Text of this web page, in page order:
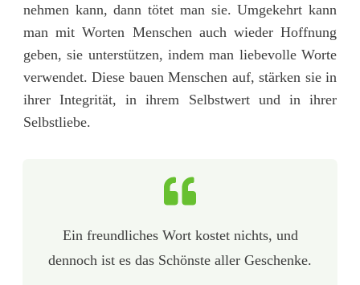
nehmen kann, dann tötet man sie. Umgekehrt kann
man mit Worten Menschen auch wieder Hoffnung
geben, sie unterstützen, indem man liebevolle Worte
verwendet. Diese bauen Menschen auf, stärken sie in
ihrer Integrität, in ihrem Selbstwert und in ihrer
Selbstliebe.
Ein freundliches Wort kostet nichts, und
dennoch ist es das Schönste aller Geschenke.